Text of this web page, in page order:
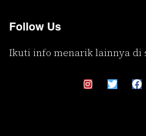
Follow Us
Ikuti info menarik lainnya di